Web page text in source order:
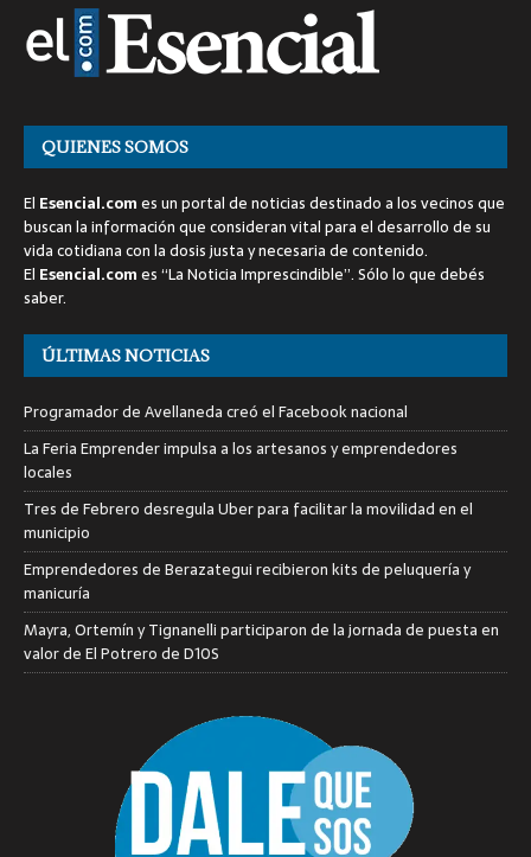
QUIENES SOMOS
El Esencial.comes un portal de noticias destinado a los vecinos que
buscan la información que consideran vital para el desarrollo de su
vida cotidiana con la dosis justa y necesaria de contenido.
El Esencial.comes “La Noticia Imprescindible”. Sólo lo que debés
saber.
ÚLTIMAS NOTICIAS
Programador de Avellaneda creó el Facebook nacional
La Feria Emprender impulsa a los artesanos y emprendedores
locales
Tres de Febrero desregula Uber para facilitar la movilidad en el
municipio
Emprendedores de Berazategui recibieron kits de peluquería y
manicuría
Mayra, Ortemín y Tignanelli participaron de la jornada de puesta en
valor de El Potrero de D10S